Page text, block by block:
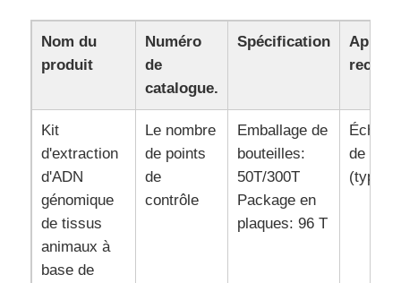
Produits
À propos de nous
Visite de l'usine
Nom du
produit
Numéro
de
catalogue.
Spécification
Kit
d'extraction
d'ADN
génomique
de tissus
animaux à
base de
Le nombre
de points
de
contrôle
Emballage de
bouteilles:
50T/300T
Package en
plaques: 96 T
de
(type